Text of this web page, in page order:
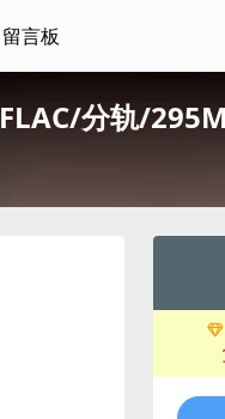
留言板
分轨/295M